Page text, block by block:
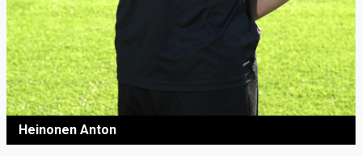
Heinonen Anton